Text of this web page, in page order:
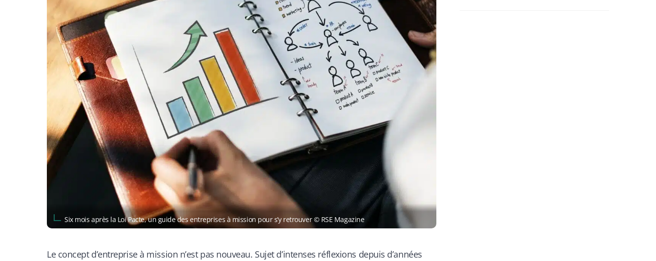
Six mois après la Loi Pacte, un guide des entreprises à mission pour s’y retrouver © RSE Magazine
Le concept d’entreprise à mission n’est pas nouveau. Sujet d’intenses réflexions depuis d’années